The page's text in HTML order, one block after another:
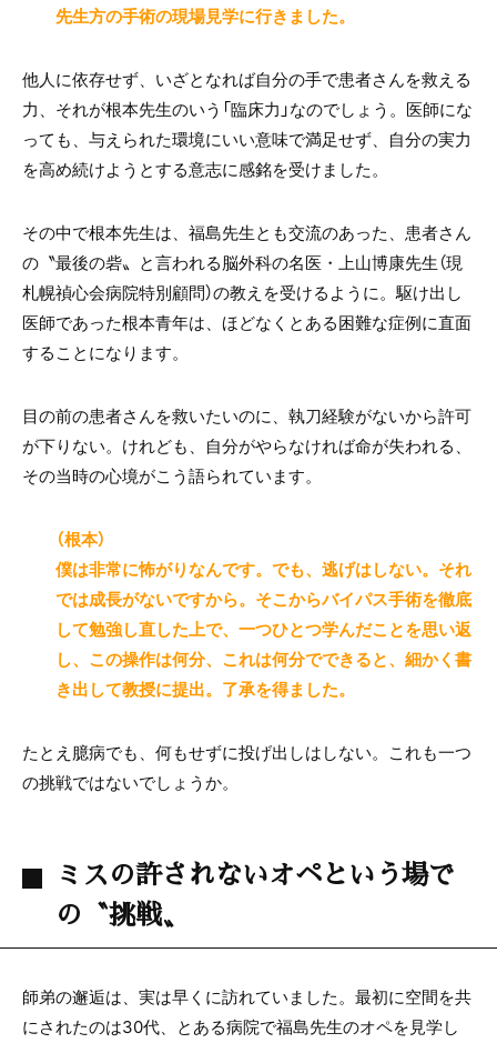
先生方の手術の現場見学に行きました。
他人に依存せず、いざとなれば自分の手で患者さんを救える
力、それが根本先生のいう「臨床力」なのでしょう。医師にな
っても、与えられた環境にいい意味で満足せず、自分の実力
を高め続けようとする意志に感銘を受けました。
その中で根本先生は、福島先生とも交流のあった、患者さん
の〝最後の砦〟と言われる脳外科の名医・上山博康先生（現
札幌禎心会病院特別顧問）の教えを受けるように。駆け出し
医師であった根本青年は、ほどなくとある困難な症例に直面
することになります。
目の前の患者さんを救いたいのに、執刀経験がないから許可
が下りない。けれども、自分がやらなければ命が失われる、
その当時の心境がこう語られています。
（根本）
僕は非常に怖がりなんです。でも、逃げはしない。それ
では成長がないですから。そこからバイパス手術を徹底
して勉強し直した上で、一つひとつ学んだことを思い返
し、この操作は何分、これは何分でできると、細かく書
き出して教授に提出。了承を得ました。
たとえ臆病でも、何もせずに投げ出しはしない。これも一つ
の挑戦ではないでしょうか。
ミスの許されないオペという場で
の〝挑戦〟
師弟の邂逅は、実は早くに訪れていました。最初に空間を共
にされたのは30代、とある病院で福島先生のオペを見学し